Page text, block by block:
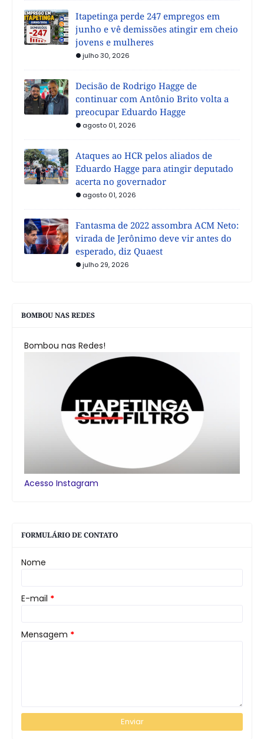
Itapetinga perde 247 empregos em
junho e vê demissões atingir em cheio
jovens e mulheres
julho 30, 2026
Decisão de Rodrigo Hagge de
continuar com Antônio Brito volta a
preocupar Eduardo Hagge
agosto 01, 2026
Ataques ao HCR pelos aliados de
Eduardo Hagge para atingir deputado
acerta no governador
agosto 01, 2026
Fantasma de 2022 assombra ACM Neto:
virada de Jerônimo deve vir antes do
esperado, diz Quaest
julho 29, 2026
BOMBOU NAS REDES
Bombou nas Redes!
Acesso Instagram
FORMULÁRIO DE CONTATO
Nome
E-mail *
Mensagem *